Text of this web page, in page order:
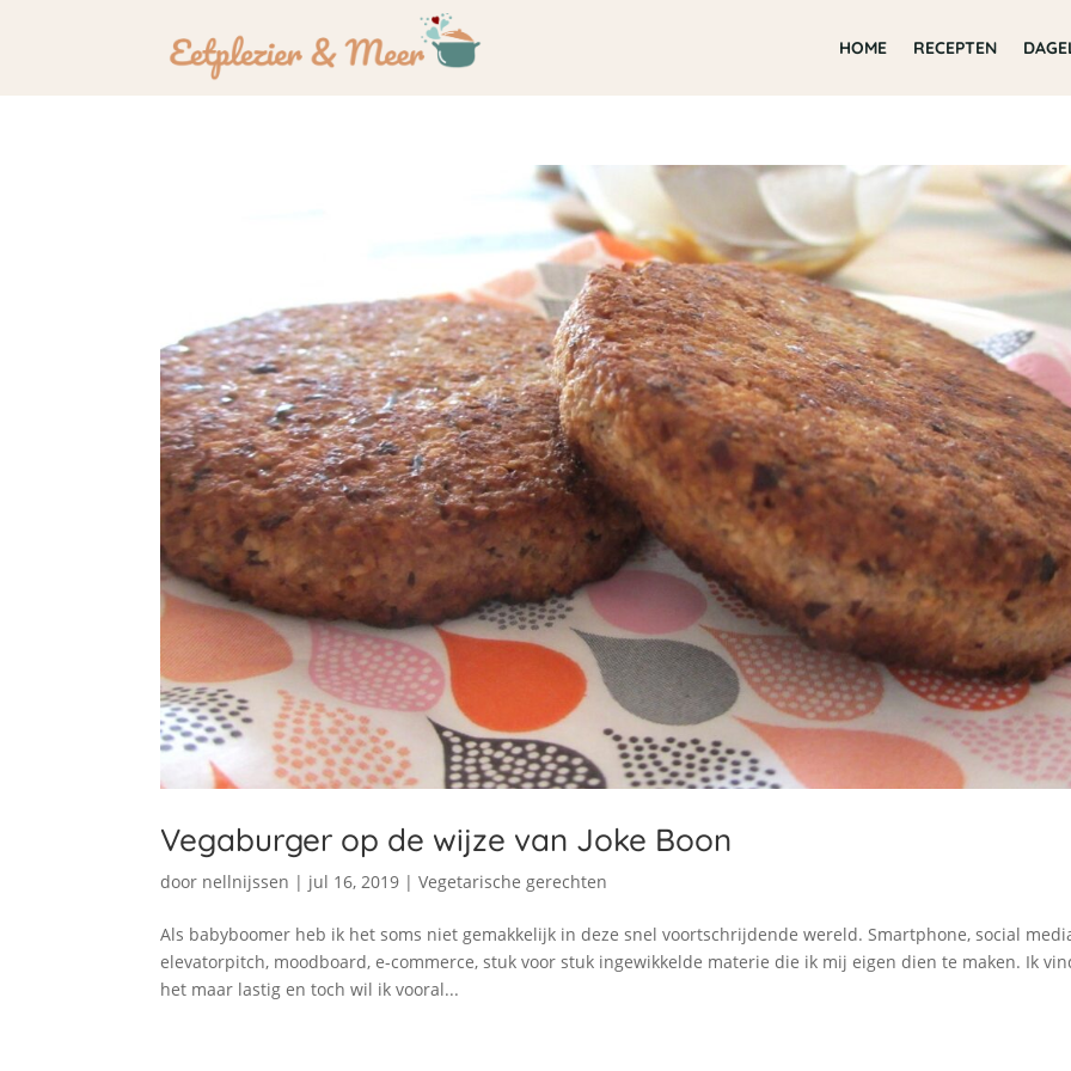
HOME RECEPTEN
Vegaburger op de wijze van Joke Boon
door nellnijssen | jul 16, 2019 |Vegetarische gerechten
Als babyboomer heb ik het soms niet gemakkelijk in deze snel voortschrijdende wereld. Smartphone, social
elevatorpitch, moodboard, e-commerce, stuk voor stuk ingewikkelde materie die ik mij eigen dien te maken. Ik
het maar lastig en toch wil ik vooral...